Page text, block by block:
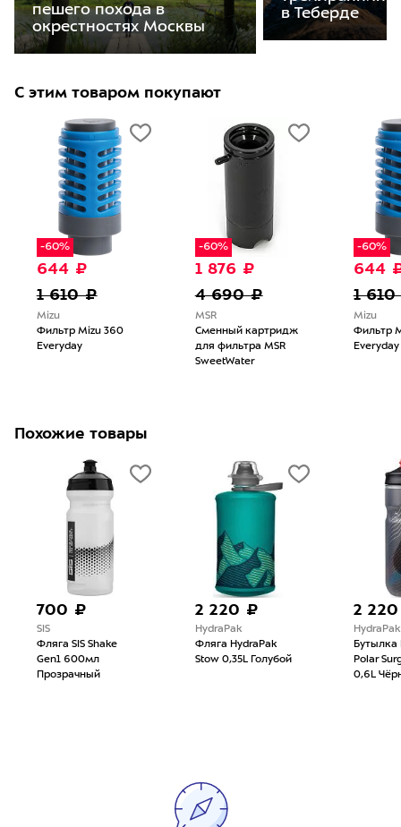
пешего похода в
окрестностях Москвы
в Теберде
С этим товаром покупают
-60%
644 ₽
1 610 ₽
Mizu
Фильтр Mizu 360
Everyday
-60%
1 876 ₽
4 690 ₽
MSR
Сменный картридж
для фильтра MSR
SweetWater
-60%
644
1
Mizu
Фильтр
Everyday
Похожие товары
700 ₽
SIS
Фляга SIS Shake
Gen1 600мл
Прозрачный
2 220 ₽
HydraPak
Фляга HydraPak
Stow 0,35L Голубой
2
HydraPak
Бутылка
Polar
0,6L